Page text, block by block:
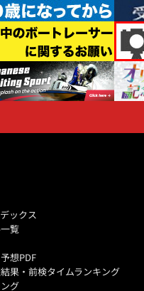
ックス
覧
想PDF
果・前検タイムランキング
グ